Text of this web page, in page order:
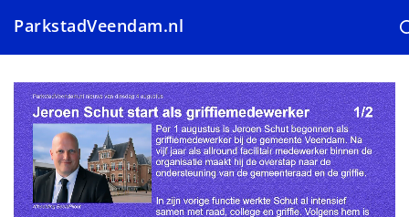
en
naar
de
inhoud
gaan
ParkstadVeendam.nl